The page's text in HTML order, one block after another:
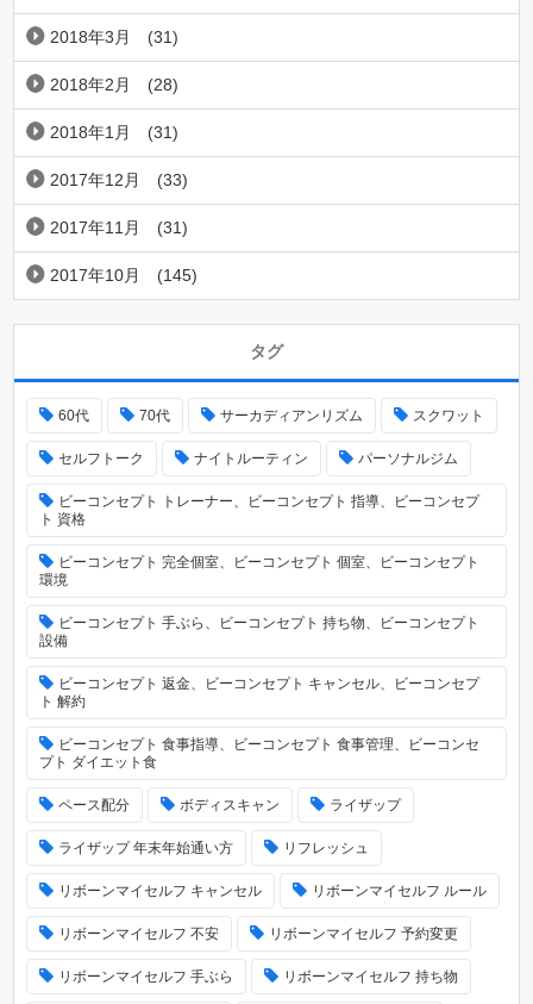
2018年3月 (31)
2018年2月 (28)
2018年1月 (31)
2017年12月 (33)
2017年11月 (31)
2017年10月 (145)
タグ
60代 70代 サーカディアンリズム スクワット
セルフトーク ナイトルーティン パーソナルジム
ビーコンセプト トレーナー、ビーコンセプト 指導、ビーコンセプ
ト 資格
ビーコンセプト 完全個室、ビーコンセプト 個室、ビーコンセプト
環境
ビーコンセプト 手ぶら、ビーコンセプト 持ち物、ビーコンセプト
設備
ビーコンセプト 返金、ビーコンセプト キャンセル、ビーコンセプ
ト 解約
ビーコンセプト 食事指導、ビーコンセプト 食事管理、ビーコンセ
プト ダイエット食
ペース配分 ボディスキャン ライザップ
ライザップ 年末年始通い方 リフレッシュ
リボーンマイセルフ キャンセル リボーンマイセルフ ルール
リボーンマイセルフ 不安 リボーンマイセルフ 予約変更
リボーンマイセルフ 手ぶら リボーンマイセルフ 持ち物